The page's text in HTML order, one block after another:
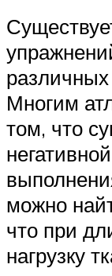
Многим
том, что
можно
что при
нагрузку